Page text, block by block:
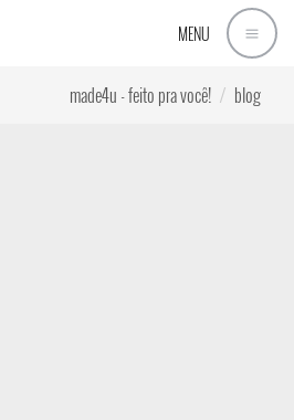
MENU
made4u - feito pra você! blog